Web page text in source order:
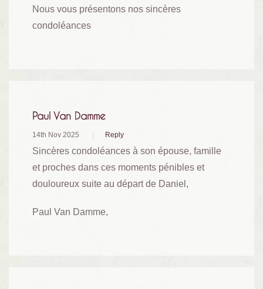
Nous vous présentons nos sincères
condoléances
Paul Van Damme
14th Nov 2025 Reply
Sincères condoléances à son épouse, famille
et proches dans ces moments pénibles et
douloureux suite au départ de Daniel,
Paul Van Damme,